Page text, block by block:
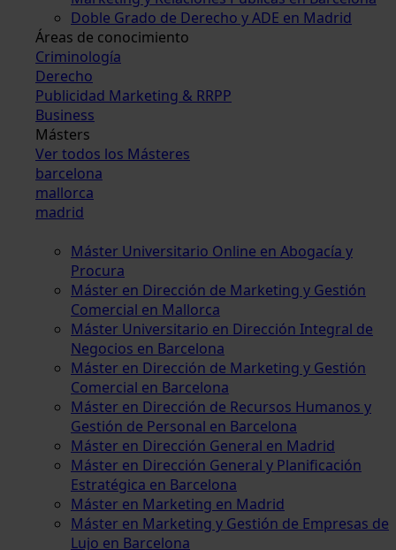
Doble Grado de Derecho y ADE en Madrid
Áreas de conocimiento
Criminología
Derecho
Publicidad Marketing & RRPP
Business
Másters
Ver todos los Másteres
barcelona
mallorca
madrid
Máster Universitario Online en Abogacía y
Procura
Máster en Dirección de Marketing y Gestión
Comercial en Mallorca
Máster Universitario en Dirección Integral de
Negocios en Barcelona
Máster en Dirección de Marketing y Gestión
Comercial en Barcelona
Máster en Dirección de Recursos Humanos y
Gestión de Personal en Barcelona
Máster en Dirección General en Madrid
Máster en Dirección General y Planificación
Estratégica en Barcelona
Máster en Marketing en Madrid
Máster en Marketing y Gestión de Empresas de
Lujo en Barcelona